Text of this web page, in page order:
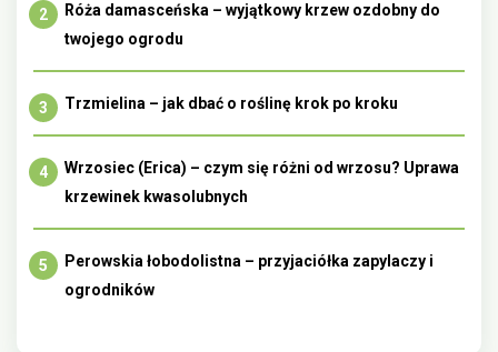
Róża damasceńska – wyjątkowy krzew ozdobny do
twojego ogrodu
Trzmielina – jak dbać o roślinę krok po kroku
Wrzosiec (Erica) – czym się różni od wrzosu? Uprawa
krzewinek kwasolubnych
Perowskia łobodolistna – przyjaciółka zapylaczy i
ogrodników